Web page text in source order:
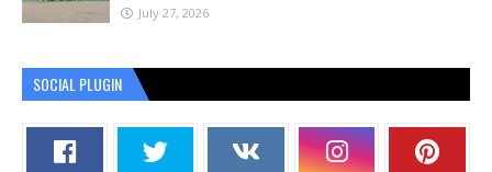
July 27, 2026
SOCIAL PLUGIN